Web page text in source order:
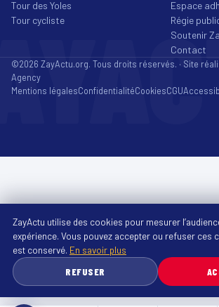
Tour des Yoles
Tour cycliste
Espace
Régie
Soutenir
Contact
©2026 ZayActu.org. Tous droits réservés. · Site
Agency
Mentions légalesConfidentialitéCookiesCGU
ZayActu utilise des cookies pour mesurer
expérience. Vous pouvez accepter ou refuser ces
est conservé. En savoir plus
REFUSER